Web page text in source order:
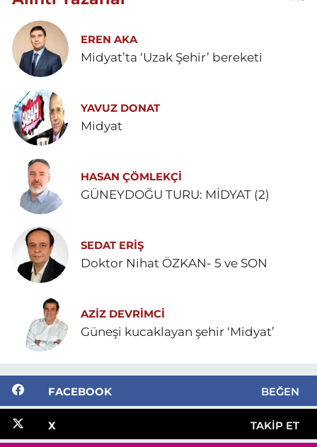
EREN AKA
Midyat’ta ‘Uzak Şehir’ bereketi
YAVUZ DONAT
Midyat
HASAN ÇÖMLEKÇİ
GÜNEYDOĞU TURU: MİDYAT (2)
SEDAT ERİŞ
Doktor Nihat ÖZKAN- 5 ve SON
AZIZ DEVRIMCI
Güneşi kucaklayan şehir ‘Midyat’
FACEBOOK BEĞEN
X TAKIP ET